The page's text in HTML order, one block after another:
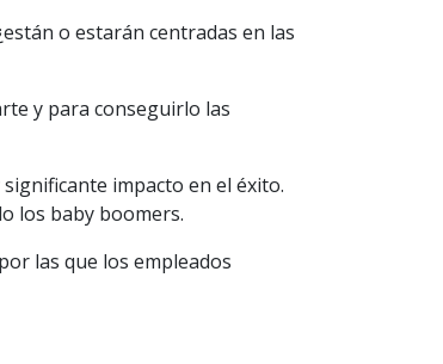
o estarán centradas en las
y para conseguirlo las
impacto en el éxito.
los baby boomers.
las que los empleados